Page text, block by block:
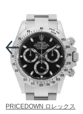
PRICEDOWN ロレックス